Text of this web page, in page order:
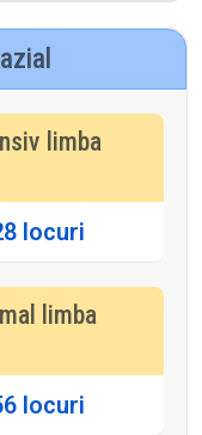
limba
locuri
limba
locuri